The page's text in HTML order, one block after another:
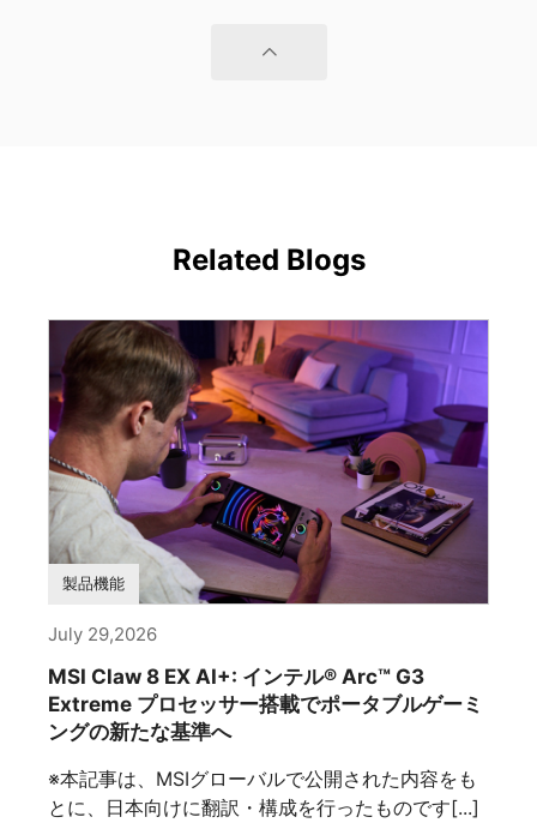
Related Blogs
製品機能
July 29,2026
MSI Claw 8 EX AI+: インテル® Arc™ G3
Extreme プロセッサー搭載でポータブルゲーミ
ングの新たな基準へ
※本記事は、MSIグローバルで公開された内容をも
とに、日本向けに翻訳・構成を行ったものです[...]